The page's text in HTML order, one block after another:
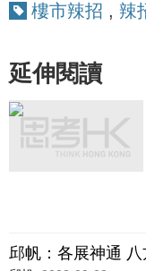
樓市辣招 , 辣
延伸閱讀
邱帆：各展神通